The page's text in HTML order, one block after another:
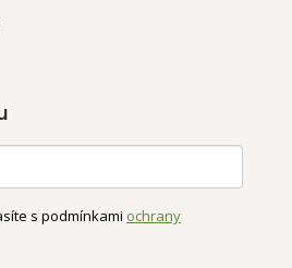
s podmínkami ochrany